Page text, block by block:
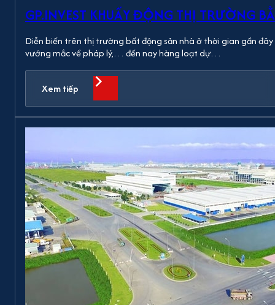
GP.INVEST KHUẤY ĐỘNG THỊ TRƯỜNG
Diễn biến trên thị trường bất động sản nhà ở thời gian gần
vướng mắc về pháp lý,… đến nay hàng loạt dự…
Xem tiếp